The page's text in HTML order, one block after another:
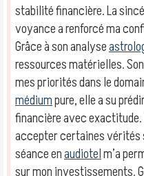
stabilité financière. La
voyance a renforcé ma
Grâce à son analyse
ressources matérielles.
mes priorités dans le
médiumpure, elle a su
financière avec exactitude.
accepter certaines vérités
séance enaudiotelm’a
sur mon investissements.